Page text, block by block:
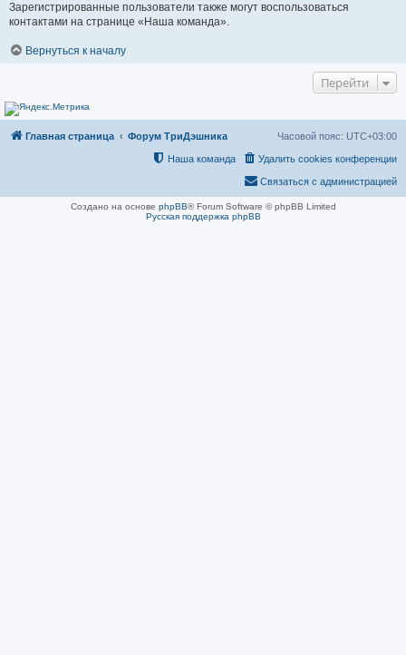
Зарегистрированные пользователи также могут воспользоваться
контактами на странице «Наша команда».
Вернуться к началу
Перейти
Главная страница Форум ТриДэшника Часовой пояс: UTC+03:00
Удалить cookies конференции
Наша команда
Связаться с администрацией
Создано на основе phpBB® Forum Software © phpBB Limited
Русская поддержка phpBB